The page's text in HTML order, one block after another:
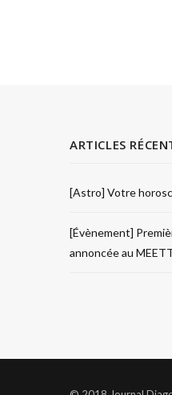
ARTICLES
[Astro] Votre
[Évènement]
annoncée au